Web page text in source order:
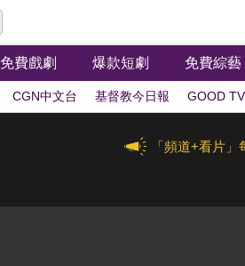
免費戲劇 爆款短劇 免費綜藝
CGN中文台 基督教今日報 GOOD
「頻道+看片」